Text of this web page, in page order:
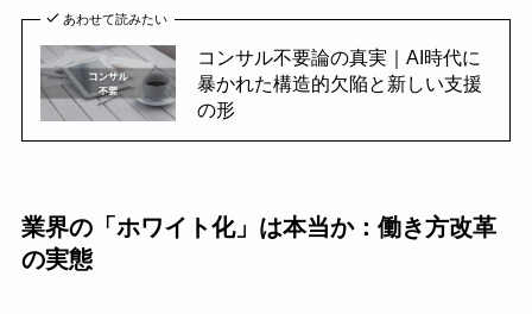
あわせて読みたい
コンサル不要論の真実｜AI時代に
暴かれた構造的欠陥と新しい支援
の形
業界の「ホワイト化」は本当か：働き方改革
の実態